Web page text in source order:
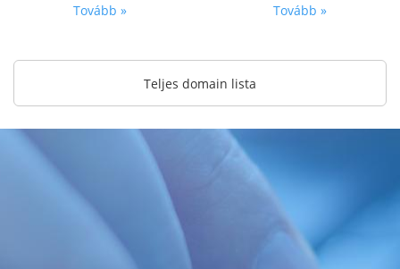
Tovább » Tovább »
Teljes domain lista